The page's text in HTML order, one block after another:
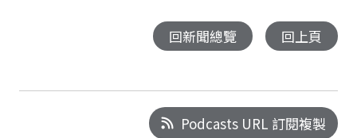
回新聞總覽 回上頁
Podcasts URL 訂閱複製